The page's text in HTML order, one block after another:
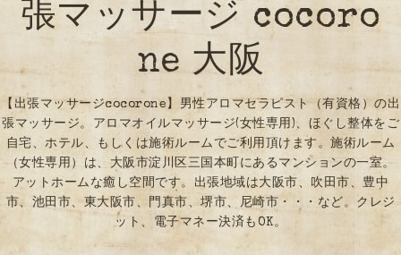
張マッサージ cocoro
ne 大阪
【出張マッサージcocorone】男性アロマセラピスト（有資格）の出
張マッサージ。アロマオイルマッサージ(女性専用)、ほぐし整体をご
自宅、ホテル、もしくは施術ルームでご利用頂けます。施術ルーム
（女性専用）は、大阪市淀川区三国本町にあるマンションの一室。
アットホームな癒し空間です。出張地域は大阪市、吹田市、豊中
市、池田市、東大阪市、門真市、堺市、尼崎市・・・など。クレジ
ット、電子マネー決済もOK。